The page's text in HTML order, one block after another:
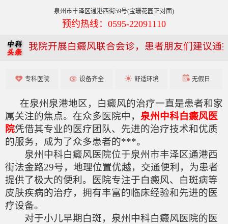
泉州市丰泽区通港西街59号(宝珊花园正对面)
预约热线：0595-22091110
我院开展白癜风联合会诊，患者朋友们建议通
专科医院 设备齐全 舒适环境 无假日
在泉州泉港地区，白癜风的治疗一直是患者和家
属关注的焦点。在众多医院中， 泉州中科白癜风医
院凭借其专业的医疗团队、先进的治疗技术和优质
的服务，成为了众多患者的***。
泉州中科白癜风医院位于泉州市丰泽区通港西
街法金路29号，地理位置优越，交通便利，为患者
提供了极大的便利。医院专注于白癜风、白斑病等
皮肤疾病的治疗，拥有丰富的临床经验和先进的医
疗设备。
对于小儿早期白斑，泉州中科白癜风医院的医